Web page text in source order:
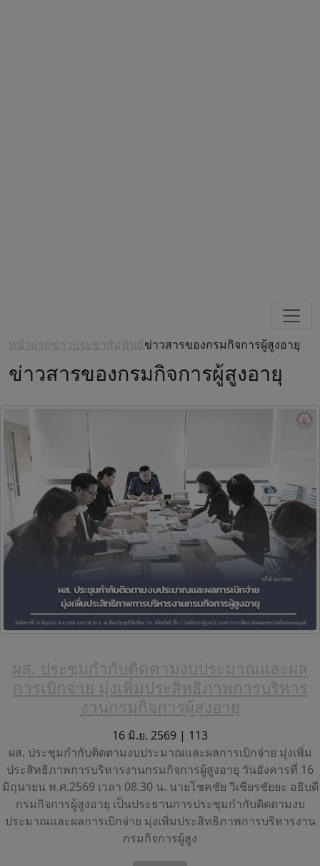
หน้าแรกข่าวประชาสัมพันธ์ข่าวสารของกรมกิจการผู้สูงอายุ
ข่าวสารของกรมกิจการผู้สูงอายุ
ผส. ประชุมกำกับติดตามงบประมาณและผล
การเบิกจ่าย มุ่งเพิ่มประสิทธิภาพการบริหาร
งานกรมกิจการผู้สูงอายุ
16 มิ.ย. 2569 | 113
ผส. ประชุมกำกับติดตามงบประมาณและผลการเบิกจ่าย มุ่งเพิ่ม
ประสิทธิภาพการบริหารงานกรมกิจการผู้สูงอายุ วันอังคารที่ 16
มิถุนายน พ.ศ.2569 เวลา 08.30 น. นายโชคชัย วิเชียรชัยยะ อธิบดี
กรมกิจการผู้สูงอายุ เป็นประธานการประชุมกำกับติดตามงบ
ประมาณและผลการเบิกจ่าย มุ่งเพิ่มประสิทธิภาพการบริหารงาน
กรมกิจการผู้สูง